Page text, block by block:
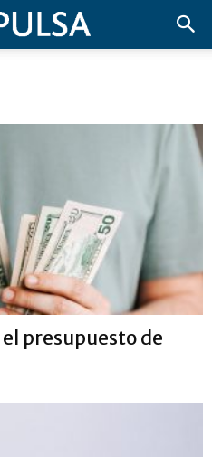
presupuesto de